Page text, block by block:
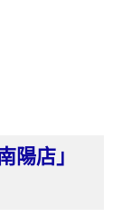
陽店」